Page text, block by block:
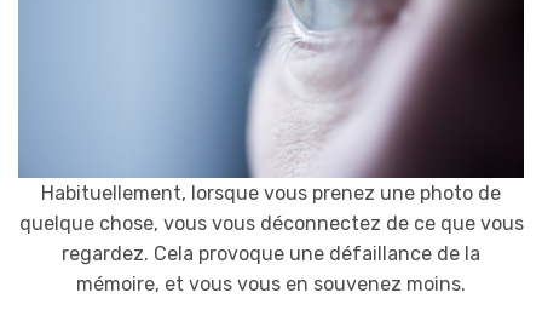
Habituellement, lorsque vous prenez une photo de
quelque chose, vous vous déconnectez de ce que vous
regardez. Cela provoque une défaillance de la
mémoire, et vous vous en souvenez moins.